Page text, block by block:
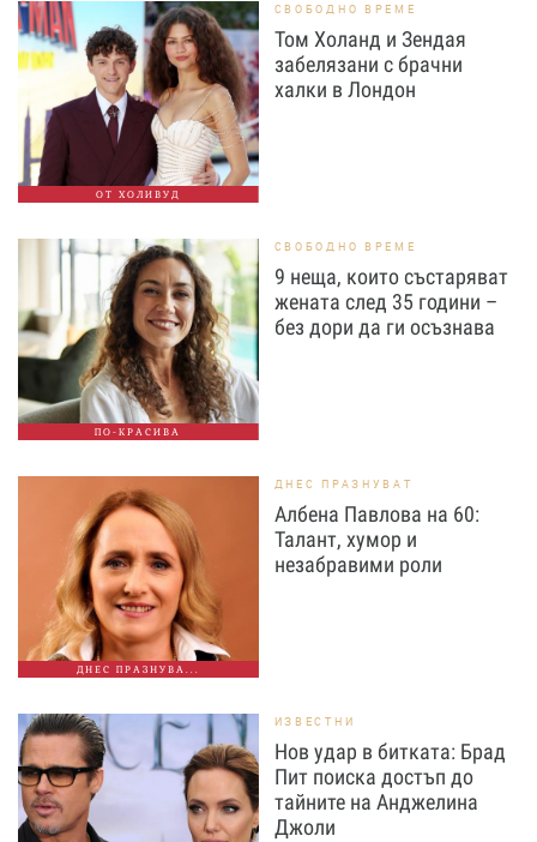
ОТ ХОЛИВУД
СВОБОДНО ВРЕМЕ
Том Холанд и Зендая
забелязани с брачни
халки в Лондон
ПО-КРАСИВА
СВОБОДНО ВРЕМЕ
9 неща, които състаряват
жената след 35 години –
без дори да ги осъзнава
ДНЕС ПРАЗНУВА...
ДНЕС ПРАЗНУВАТ
Албена Павлова на 60:
Талант, хумор и
незабравими роли
ИЗВЕСТНИ
Нов удар в битката: Брад
Пит поиска достъп до
тайните на Анджелина
Джоли